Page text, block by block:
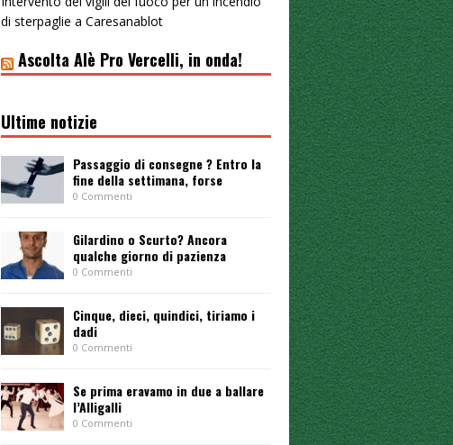
di sterpaglie a Caresanablot
Ascolta Alè Pro Vercelli, in onda!
Ultime notizie
Passaggio di consegne ? Entro la
fine della settimana, forse
0 Commenti
Gilardino o Scurto? Ancora
qualche giorno di pazienza
0 Commenti
Cinque, dieci, quindici, tiriamo i
dadi
0 Commenti
Se prima eravamo in due a ballare
l’Alligalli
0 Commenti